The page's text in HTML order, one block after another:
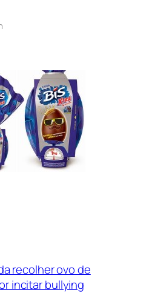
recolher ovo de
incitar bullying